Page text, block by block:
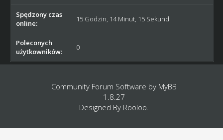
Spędzony czas
online:
15 Godzin, 14 Minut, 15 Sekund
Poleconych
użytkowników:
0
Community Forum Software by MyBB
1.8.27
Designed By Rooloo.